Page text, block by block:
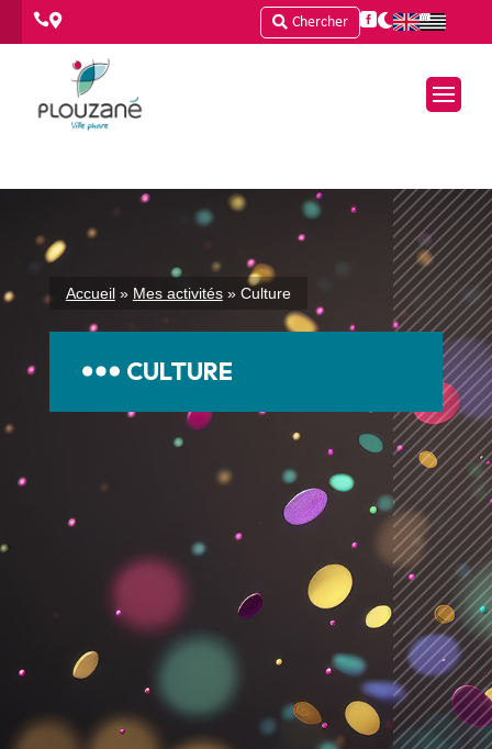
 Chercher  
Accueil» Mes activités» Culture
CULTURE